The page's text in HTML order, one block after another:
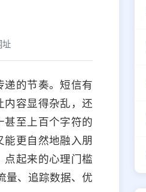
址
递的节奏。短信有
内容显得杂乱，还
甚至上百个字符的
更自然地融入朋
点起来的心理门槛
量、追踪数据、优